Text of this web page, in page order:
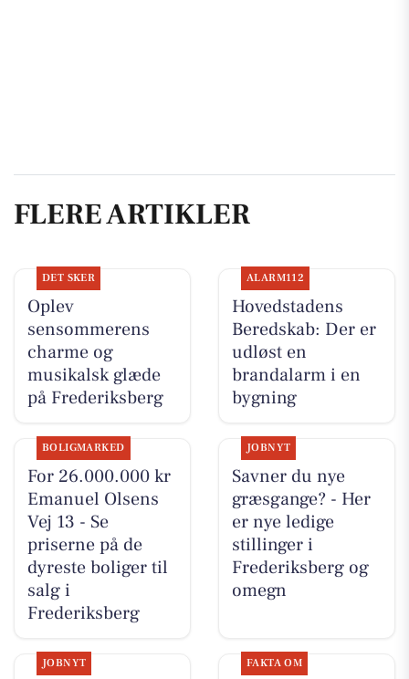
FLERE ARTIKLER
DET SKER
Oplev
sensommerens
charme og
musikalsk glæde
på Frederiksberg
ALARM112
Hovedstadens
Beredskab: Der er
udløst en
brandalarm i en
bygning
BOLIGMARKED
For 26.000.000 kr
Emanuel Olsens
Vej 13 - Se
priserne på de
dyreste boliger til
salg i
Frederiksberg
JOBNYT
Savner du nye
græsgange? - Her
er nye ledige
stillinger i
Frederiksberg og
omegn
JOBNYT FAKTA OM